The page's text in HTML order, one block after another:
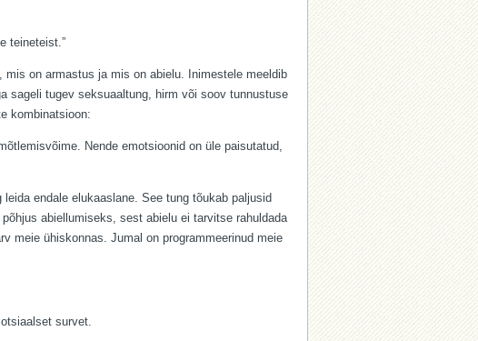
teineteist.”
on armastus ja mis on abielu. Inimestele meeldib
sageli tugev seksuaaltung, hirm või soov tunnustuse
kombinatsioon:
Nende emotsioonid on üle paisutatud,
endale elukaaslane. See tung tõukab paljusid
abiellumiseks, sest abielu ei tarvitse rahuldada
meie ühiskonnas. Jumal on programmeerinud meie
survet.